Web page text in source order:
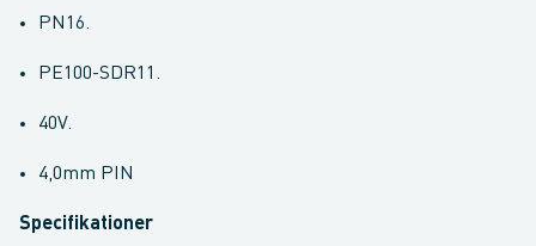
PN16.
PE100-SDR11.
40V.
4,0mm PIN
Specifikationer